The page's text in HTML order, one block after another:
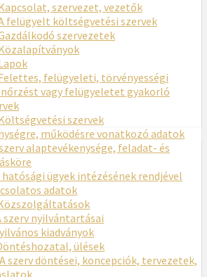
szervezet, vezetők
felügyelt költségvetési szervek
szervezetek
felügyeleti, törvényességi
vagy felügyeletet gyakorló
szervek
működésre vonatkozó adatok
alaptevékenysége, feladat- és
hatósági ügyek intézésének rendjével
adatok
szerv nyilvántartásai
kiadványok
ülések
szerv döntései, koncepciók, tervezetek,